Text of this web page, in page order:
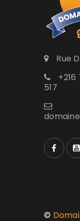
Rue
+216
517
©